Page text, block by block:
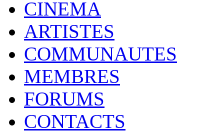
CINEMA
ARTISTES
COMMUNAUTES
MEMBRES
FORUMS
CONTACTS